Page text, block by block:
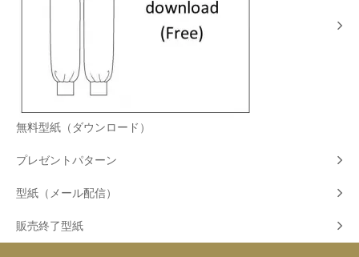
無料型紙（ダウンロード）
プレゼントパターン
型紙（メール配信）
販売終了型紙